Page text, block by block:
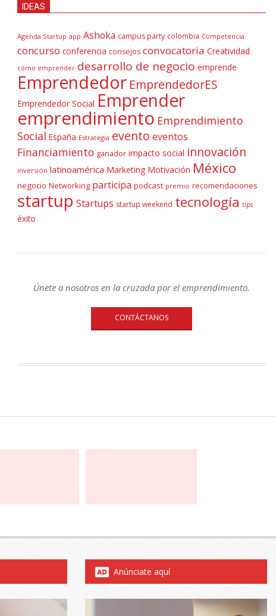
IDEAS
Agenda Startup app Ashoka campus party colombia Competencia
concurso conferencia consejos convocatoria Creatividad
cómo emprender desarrollo de negocio emprende
Emprendedor EmprendedorES
Emprendedor Social Emprender
emprendimiento Emprendimiento
Social España Estrategia evento eventos
Financiamiento ganador impacto social innovación
inversión latinoamérica Marketing Motivación México
negocio Networking participa podcast premio recomendaciones
startup Startups startup weekend tecnología tips
éxito
Únete a nosotros en la cruzada por el emprendimiento.
CONTÁCTANOS
Anúnciate aquí